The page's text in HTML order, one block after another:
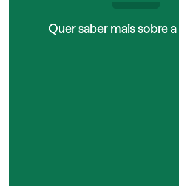
Quer saber mais sobre a